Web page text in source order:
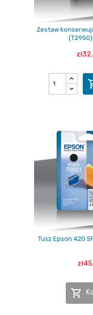
Zestaw
(T2950)
Tusz Epson 420
